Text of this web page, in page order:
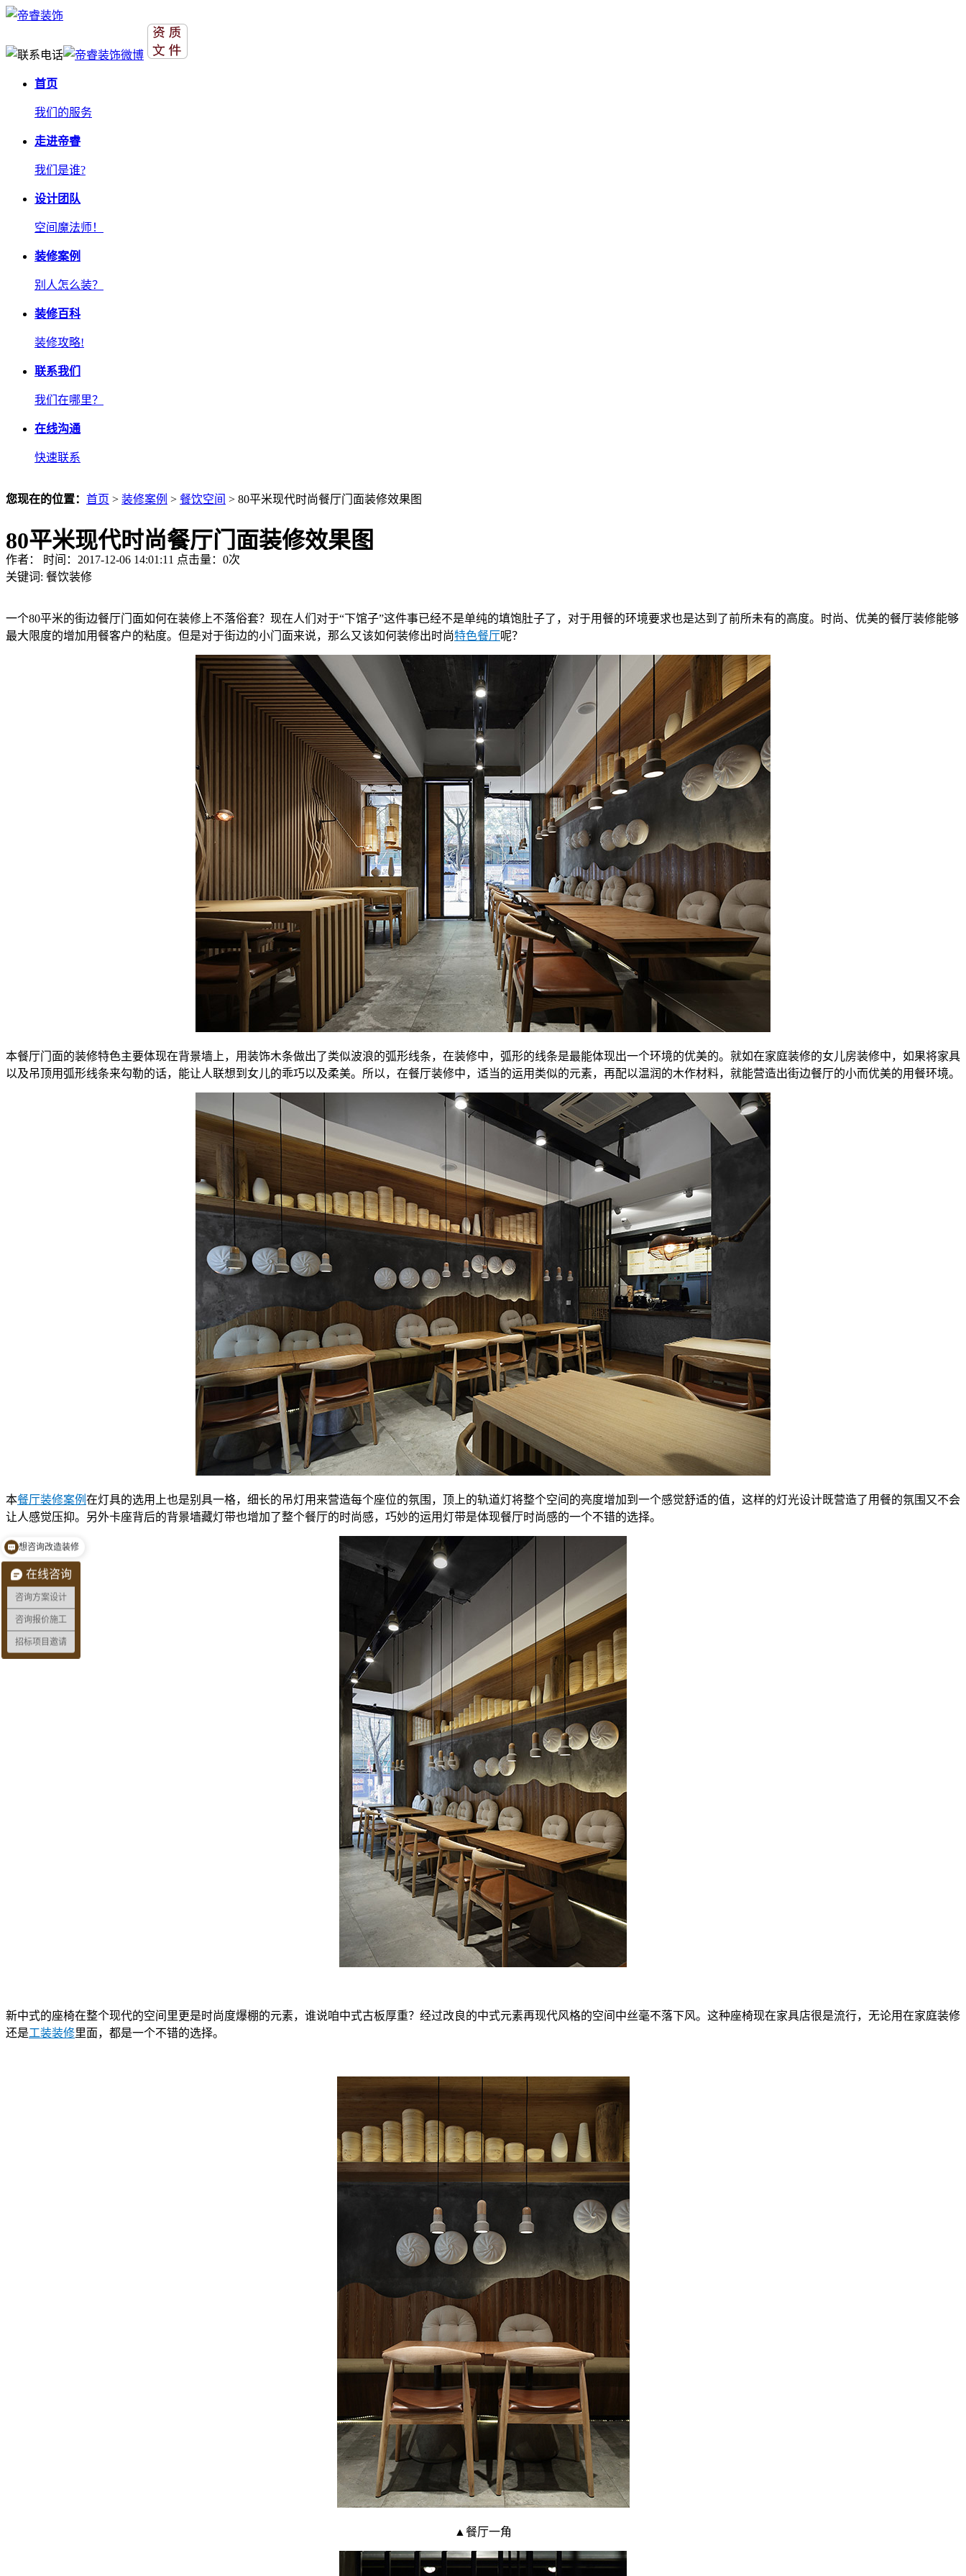
首页
我们的服务
走进帝睿
我们是谁?
设计团队
空间魔法师！
装修案例
别人怎么装？
装修百科
装修攻略!
联系我们
我们在哪里？
在线沟通
快速联系
您现在的位置： 首页 > 装修案例 > 餐饮空间 > 80平米现代时尚餐厅门面装修效果图
80平米现代时尚餐厅门面装修效果图
作者： 时间：2017-12-06 14:01:11 点击量： 0次
关键词: 餐饮装修
一个80平米的街边餐厅门面如何在装修上不落俗套？现在人们对于“下馆子”这件事已经不是单纯的填饱肚子了，对于用餐的环境要求也是达到了前所未有的高度。时尚、优美的餐厅装修能够
最大限度的增加用餐客户的粘度。但是对于街边的小门面来说，那么又该如何装修出时尚特色餐厅呢？
本餐厅门面的装修特色主要体现在背景墙上，用装饰木条做出了类似波浪的弧形线条，在装修中，弧形的线条是最能体现出一个环境的优美的。就如在家庭装修的女儿房装修中，如果将家具
以及吊顶用弧形线条来勾勒的话，能让人联想到女儿的乖巧以及柔美。所以，在餐厅装修中，适当的运用类似的元素，再配以温润的木作材料，就能营造出街边餐厅的小而优美的用餐环境。
本餐厅装修案例 在灯具的选用上也是别具一格，细长的吊灯用来营造每个座位的氛围，顶上的轨道灯将整个空间的亮度增加到一个感觉舒适的值，这样的灯光设计既营造了用餐的氛围又不会
让人感觉压抑。另外卡座背后的背景墙藏灯带也增加了整个餐厅的时尚感，巧妙的运用灯带是体现餐厅时尚感的一个不错的选择。
新中式的座椅在整个现代的空间里更是时尚度爆棚的元素，谁说咱中式古板厚重？经过改良的中式元素再现代风格的空间中丝毫不落下风。这种座椅现在家具店很是流行，无论用在家庭装修
还是工装装修里面，都是一个不错的选择。
▲餐厅一角
在线咨询
咨询方案设计
咨询报价施工
招标项目邀请
预约量房看现场
想咨询改造装修